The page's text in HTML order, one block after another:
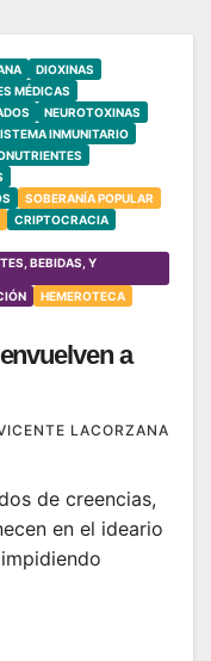
DIOXINAS
MÉDICAS
NEUROTOXINAS
INMUNITARIO
SOBERANÍA POPULAR
CRIPTOCRACIA
BEBIDAS, Y
HEMEROTECA
a
LACORZANA
de creencias,
en el ideario